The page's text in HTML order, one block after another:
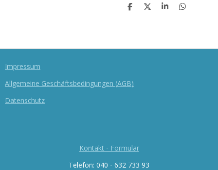
T
N
T
N
T
N
T
N
Impressum
Allgemeine Geschäftsbedingungen (AGB)
Datenschutz
Kontakt - Formular
Telefon: 040 - 632 733 93